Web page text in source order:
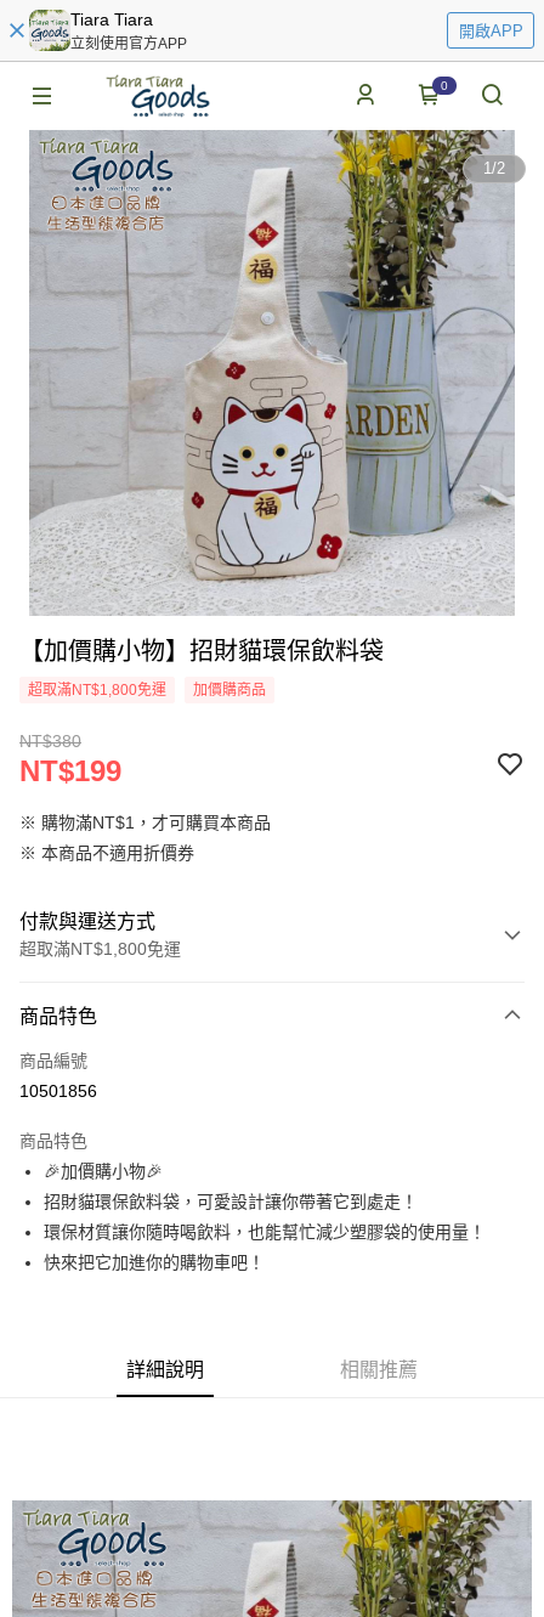
Tiara Tiara
立刻使用官方APP
開啟APP
0
1/2
【加價購小物】招財貓環保飲料袋
超取滿NT$1,800免運 加價購商品
NT$380
NT$199
※ 購物滿NT$1，才可購買本商品
※ 本商品不適用折價券
付款與運送方式
超取滿NT$1,800免運
信用卡一次付款
超商取貨付款
街口支付
悠遊付
AFTEE先享後付
１．簡單：不需註冊會員、不需綁卡、不需儲值。
２．便利：只要手機號碼，簡訊認證，即可結帳。
結帳頁面，進行簡訊認證並確認金額後，即可完成結帳。
２．訂單成立數日內，您將收到繳費通知簡訊。
３．收到繳費通知簡訊後14天內，點擊此簡訊中的連結，可透過四大超商／
ATM／網路銀行／等多元方式進行付款，方視為交易完成。
※ 請注意：結帳手續完成當下不需立刻繳費，但若您需要取消訂單，請聯絡
付款後全家取貨
每筆NT$60，滿NT$1,800(含以上)免運費
7-11取貨付款
商品特色
商品編號
10501856
商品特色
🎉加價購小物🎉
招財貓環保飲料袋，可愛設計讓你帶著它到處走！
環保材質讓你隨時喝飲料，也能幫忙減少塑膠袋的使用量！
快來把它加進你的購物車吧！
詳細說明 相關推薦